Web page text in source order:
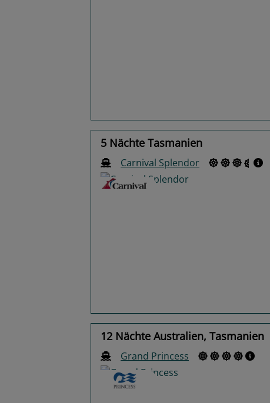
5 Nächte Tasmanien
Carnival Splendor
12 Nächte Australien, Tasmanien
Grand Princess